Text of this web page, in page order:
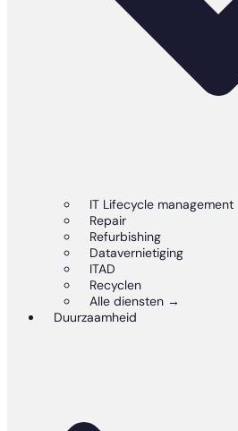
IT Lifecycle management
Repair
Refurbishing
Datavernietiging
ITAD
Recyclen
Alle diensten →
Duurzaamheid